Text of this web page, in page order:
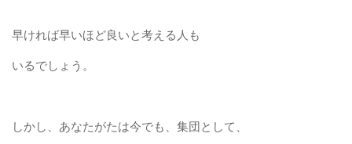
早ければ早いほど良いと考える人も
いるでしょう。
しかし、あなたがたは今でも、集団として、